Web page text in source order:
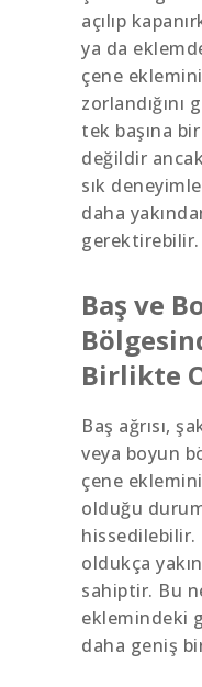
açılıp
ya da
çene
tek başına
değildir
sık
daha
gerektirebilir.
Baş ve
Birlikte
Baş ağrısı,
veya boyun
çene
olduğu
oldukça
sahiptir. Bu
eklemindeki
daha geniş